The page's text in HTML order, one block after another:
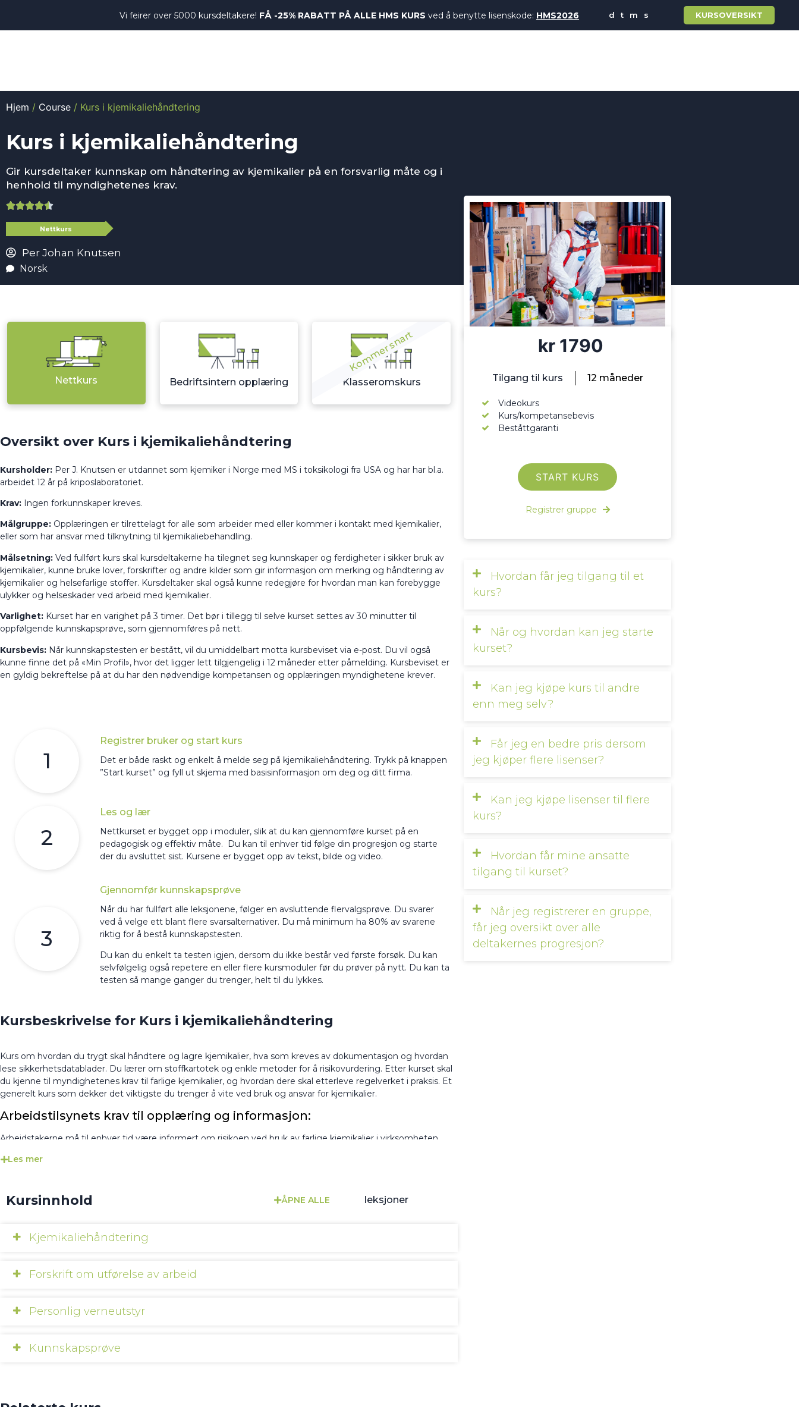
Vi feirer over 5000 kursdeltakere! FÅ -25% RABATT PÅ ALLE HMS KURS ved å benytte lisenskode: HMS2026 KURSOVERSIKT
Hjem / Course / Kurs i kjemikaliehåndtering
Kurs i kjemikaliehåndtering
Gir kursdeltaker kunnskap om håndtering av kjemikalier på en forsvarlig måte og i
henhold til myndighetenes krav.

Nettkurs
Per Johan Knutsen
Norsk
Nettkurs Bedriftsintern opplæring
Kommer snart
Klasseromskurs
Oversikt over Kurs i kjemikaliehåndtering
Kursholder: Per J. Knutsen er utdannet som kjemiker i Norge med MS i toksikologi fra USA og har har bl.a.
arbeidet 12 år på kriposlaboratoriet.
Krav: Ingen forkunnskaper kreves.
Målgruppe: Opplæringen er tilrettelagt for alle som arbeider med eller kommer i kontakt med kjemikalier,
eller som har ansvar med tilknytning til kjemikaliebehandling.
Målsetning: Ved fullført kurs skal kursdeltakerne ha tilegnet seg kunnskaper og ferdigheter i sikker bruk av
kjemikalier, kunne bruke lover, forskrifter og andre kilder som gir informasjon om merking og håndtering av
kjemikalier og helsefarlige stoffer. Kursdeltaker skal også kunne redegjøre for hvordan man kan forebygge
ulykker og helseskader ved arbeid med kjemikalier.
Varlighet: Kurset har en varighet på 3 timer. Det bør i tillegg til selve kurset settes av 30 minutter til
oppfølgende kunnskapsprøve, som gjennomføres på nett.
Kursbevis: Når kunnskapstesten er bestått, vil du umiddelbart motta kursbeviset via e-post. Du vil også
kunne finne det på «Min Profil», hvor det ligger lett tilgjengelig i 12 måneder etter påmelding. Kursbeviset er
en gyldig bekreftelse på at du har den nødvendige kompetansen og opplæringen myndighetene krever.
1
Registrer bruker og start kurs
Det er både raskt og enkelt å melde seg på kjemikaliehåndtering. Trykk på knappen
”Start kurset” og fyll ut skjema med basisinformasjon om deg og ditt firma.
2
Les og lær
Nettkurset er bygget opp i moduler, slik at du kan gjennomføre kurset på en
pedagogisk og effektiv måte. Du kan til enhver tid følge din progresjon og starte
der du avsluttet sist. Kursene er bygget opp av tekst, bilde og video.
3
Gjennomfør kunnskapsprøve
Når du har fullført alle leksjonene, følger en avsluttende flervalgsprøve. Du svarer
ved å velge ett blant flere svarsalternativer. Du må minimum ha 80% av svarene
riktig for å bestå kunnskapstesten.
Du kan du enkelt ta testen igjen, dersom du ikke består ved første forsøk. Du kan
selvfølgelig også repetere en eller flere kursmoduler før du prøver på nytt. Du kan ta
testen så mange ganger du trenger, helt til du lykkes.
Kursbeskrivelse for Kurs i kjemikaliehåndtering
Kurs om hvordan du trygt skal håndtere og lagre kjemikalier, hva som kreves av dokumentasjon og hvordan
lese sikkerhetsdatablader. Du lærer om stoffkartotek og enkle metoder for å risikovurdering. Etter kurset skal
du kjenne til myndighetenes krav til farlige kjemikalier, og hvordan dere skal etterleve regelverket i praksis. Et
generelt kurs som dekker det viktigste du trenger å vite ved bruk og ansvar for kjemikalier.
Arbeidstilsynets krav til opplæring og informasjon:
Arbeidstakerne må til enhver tid være informert om risikoen ved bruk av farlige kjemikalier i virksomheten.
Arbeidsgiver skal sørge for at arbeidstaker og verneombudet får opplæring
de farlige kjemikaliene som forekommer eller kan forekomme på arbeidsplassen
kjemikalienes navn, den risiko de medfører for arbeidstakernes helse og sikkerhet, og hvilke
bruk av stoffkartoteket, den foretatte risikovurderingen og vesentlige endringer i denne
riktig bruk av det arbeidsutstyret som anvendes
håndtering av driftsforstyrrelser og nødsituasjoner som kan oppstå
Les mer
Kursinnhold ÅPNE ALLE leksjoner
Kjemikaliehåndtering
Forskrift om utførelse av arbeid
Personlig verneutstyr
Kunnskapsprøve
kr 1790
Tilgang til kurs 12 måneder
Videokurs
Kurs/kompetansebevis
Beståttgaranti
START KURS
Registrer gruppe
Hvordan får jeg tilgang til et
kurs?
Når og hvordan kan jeg starte
kurset?
Kan jeg kjøpe kurs til andre
enn meg selv?
Får jeg en bedre pris dersom
jeg kjøper flere lisenser?
Kan jeg kjøpe lisenser til flere
kurs?
Hvordan får mine ansatte
tilgang til kurset?
Når jeg registrerer en gruppe,
får jeg oversikt over alle
deltakernes progresjon?